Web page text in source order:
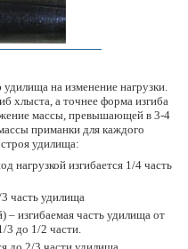
на изменение нагрузки.
хлыста, а точнее форма изгиба
массы, превышающей в 3-4
приманки для каждого
удилища:
нагрузкой изгибается 1/4 часть
часть удилища
изгибаемая часть удилища от
3 до 1/2 части.